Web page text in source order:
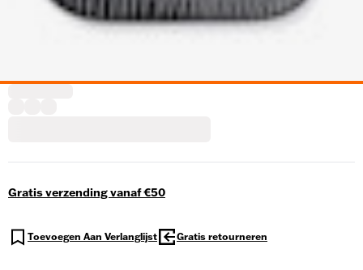
Gratis verzending vanaf €50
Toevoegen Aan Verlanglijst Gratis retourneren